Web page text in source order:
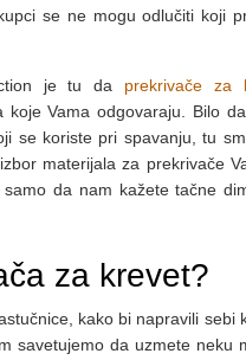
se ne mogu odlučiti koji
je tu da prekrivače za
koje Vama odgovaraju. Bilo
se koriste pri spavanju, tu
materijala za prekrivače
da nam kažete tačne
za krevet?
kako bi napravili sebi
savetujemo da uzmete neku